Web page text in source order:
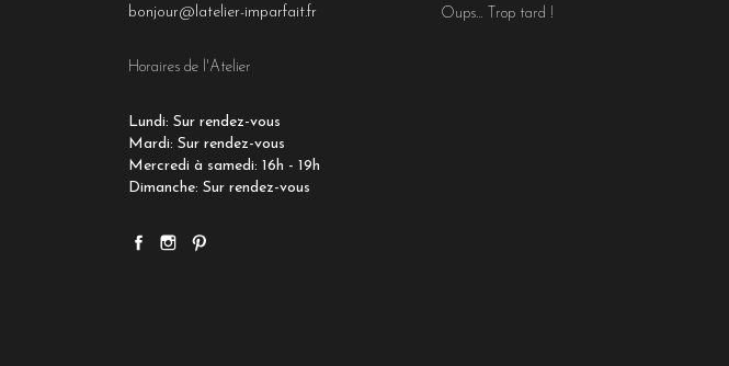
bonjour@latelier-imparfait.fr
Horaires de l'Atelier
Lundi: Sur rendez-vous
Mardi: Sur rendez-vous
Mercredi à samedi: 16h - 19h
Dimanche: Sur rendez-vous
Oups... Trop tard !